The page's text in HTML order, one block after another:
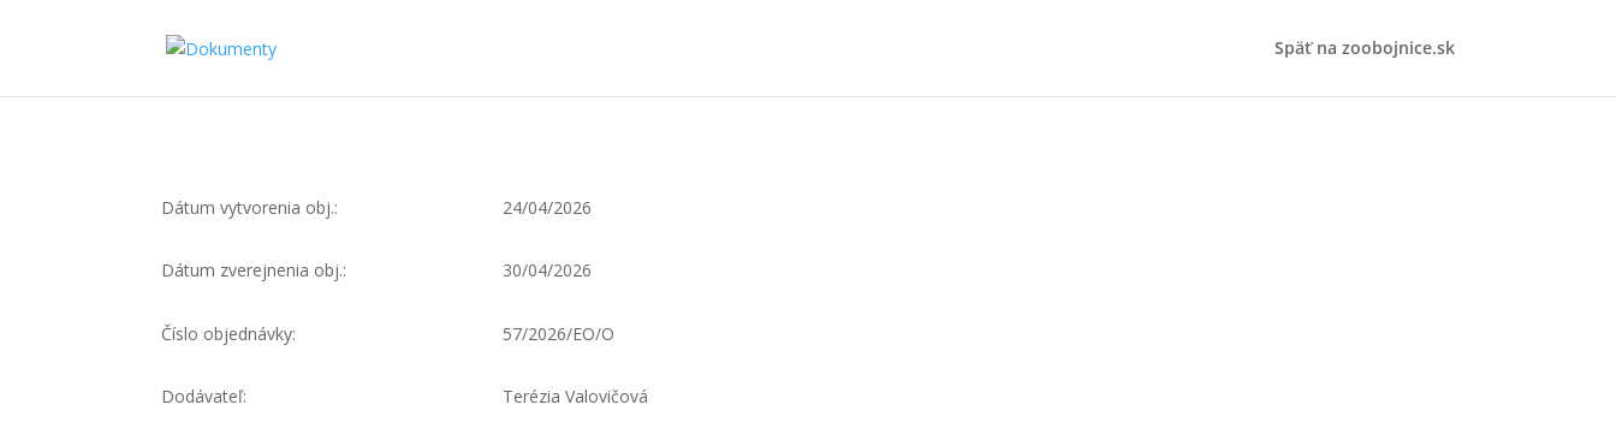
Späť na zoobojnice.sk
Dátum vytvorenia obj.:
Dátum zverejnenia obj.:
Číslo objednávky:
Dodávateľ:
24/04/2026
30/04/2026
57/2026/EO/O
Terézia Valovičová